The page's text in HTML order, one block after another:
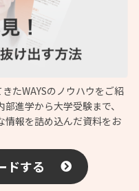
たWAYSのノウハウをご紹
進学から大学受験まで、
情報を詰め込んだ資料をお
ドする